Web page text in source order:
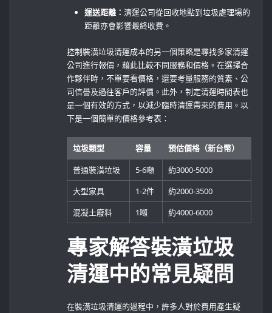
運送距離：清運公司從回收地點到垃圾處理場的
距離亦會影響最終收費。
控制裝潢垃圾清運成本的另一個策略是尋找多家清運
公司進行報價，藉此比較不同服務和價格。在選擇合
作夥伴時，不單要看價格，還要考量服務的質素、公
司信譽及過往客戶的評價。此外，制定清運時間表也
是一個有效的方式，以減少臨時清運帶來的費用。以
下是一個簡單的價格參考表：
垃圾類型 容量
預估價格（新台幣）
普通裝潢垃圾
5-6噸
約3000-5000
大型家具
1-2件
約2000-3500
混凝土廢料
1噸 約4000-6000
專家解答裝潢垃圾
清運中的常見疑問
在裝潢垃圾清運的過程中，許多人對於費用產生疑